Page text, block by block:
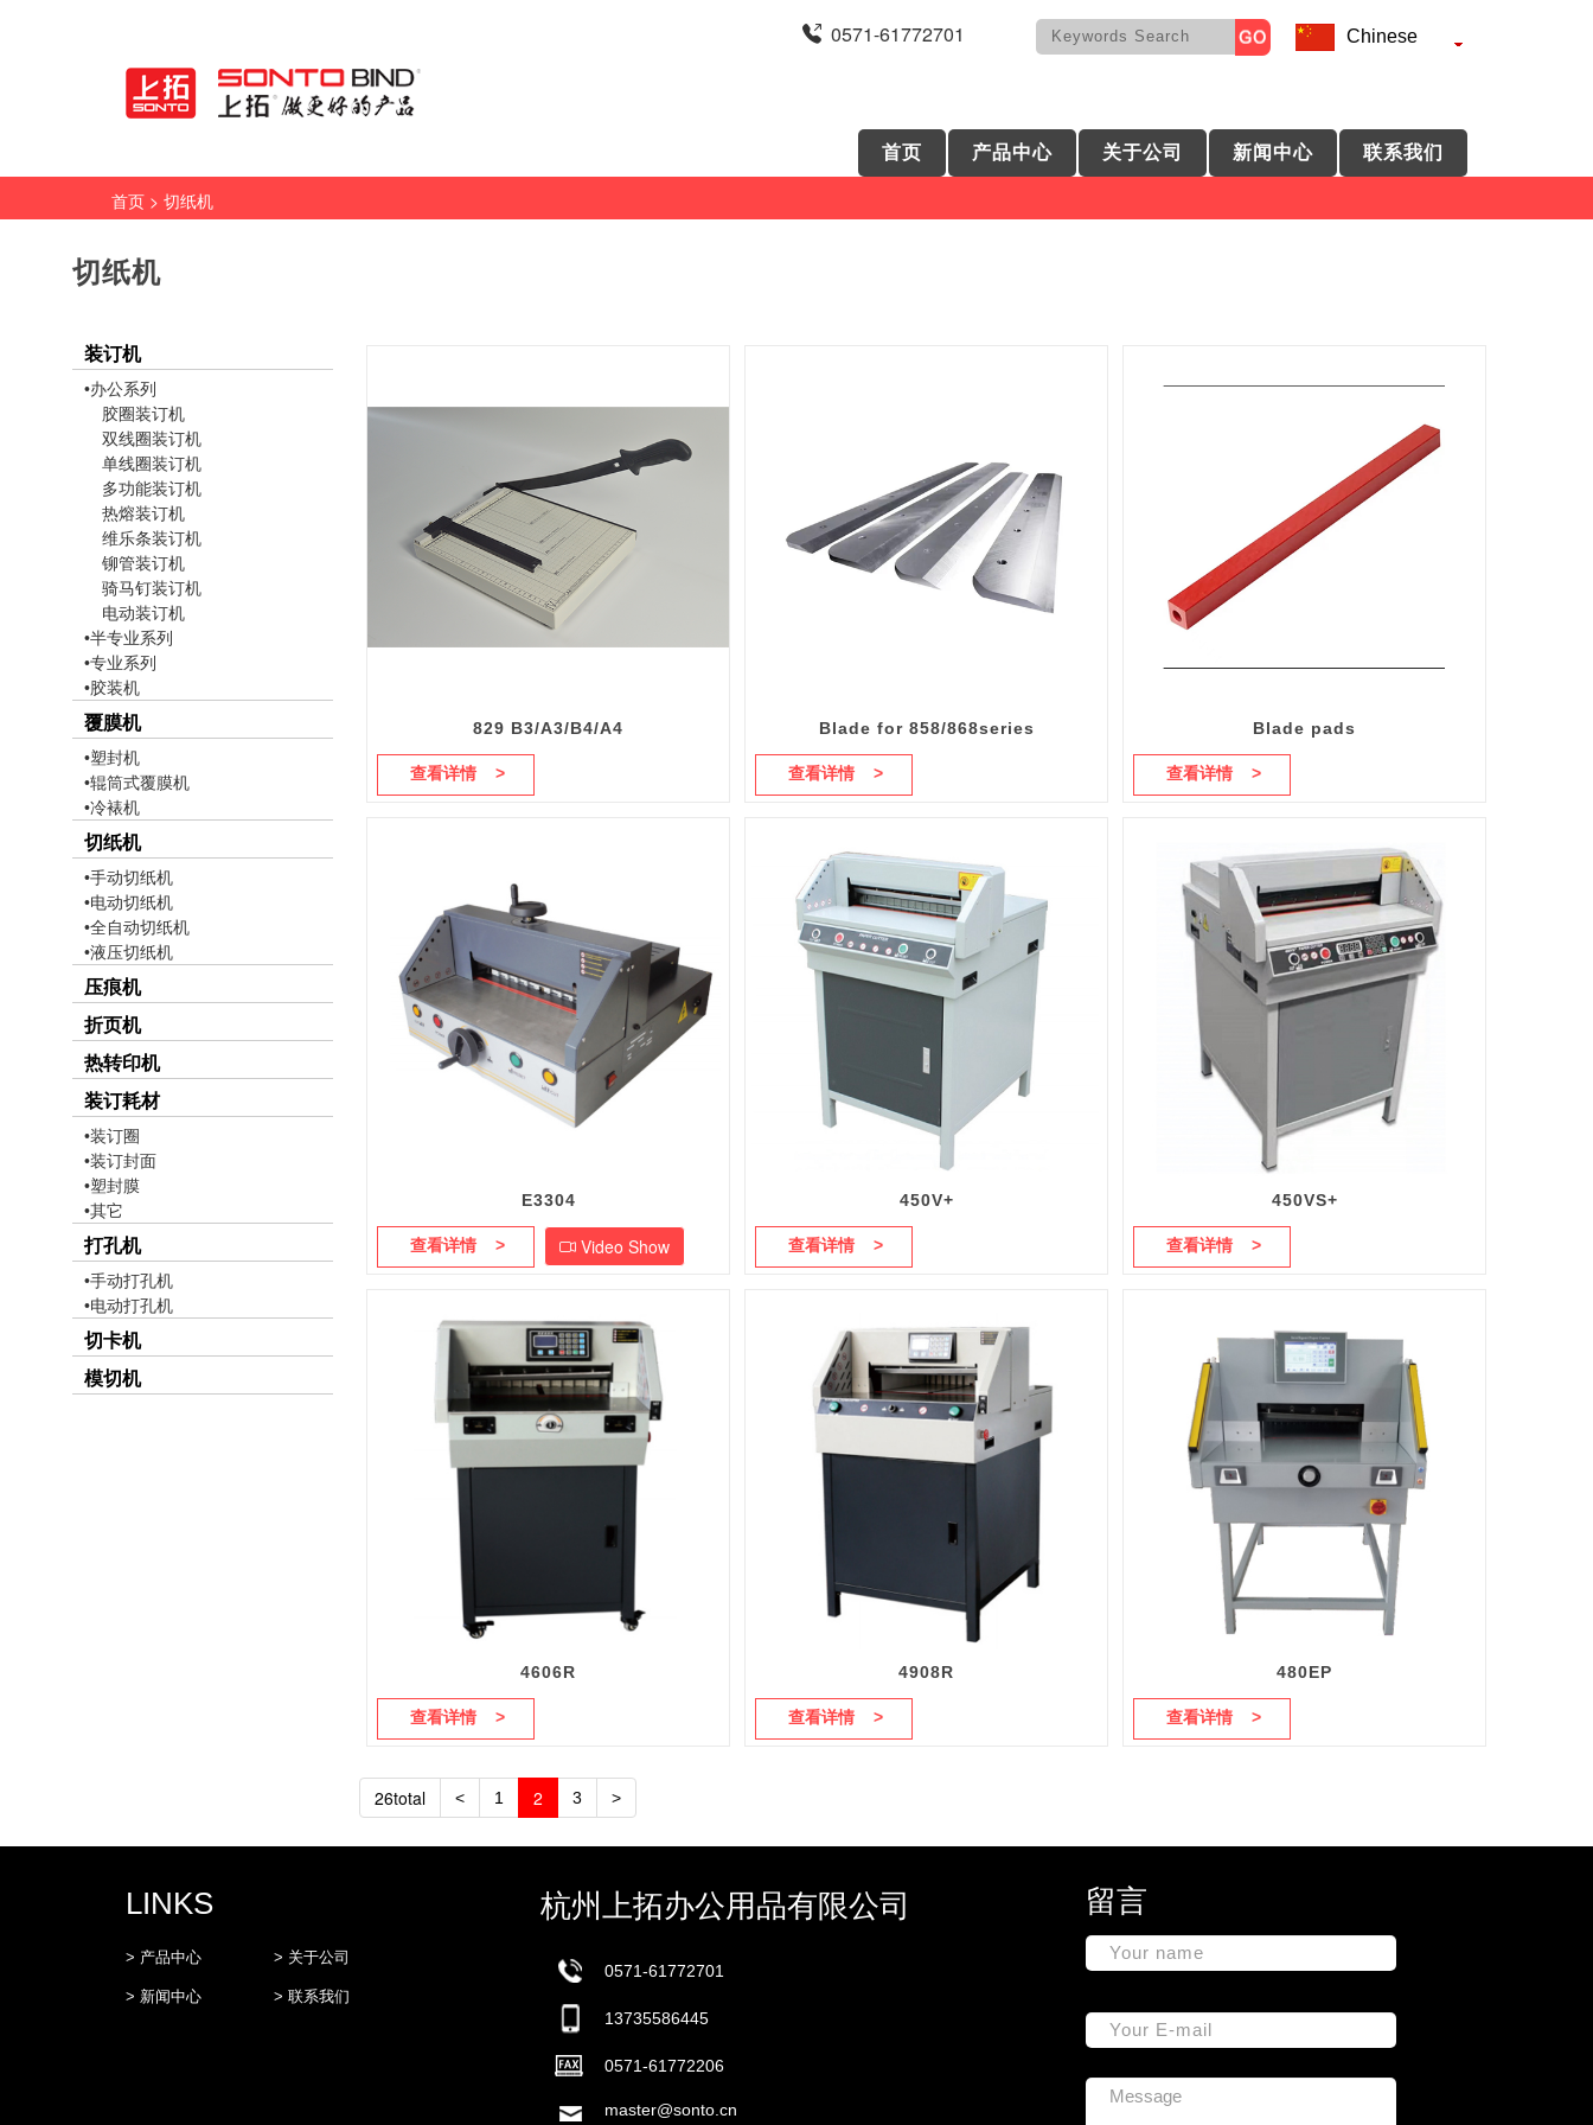
Chinese
0571-61772701
联系我们
新闻中心
关于公司
产品中心
首页
首页 > 切纸机
切纸机
装订机
•办公系列
胶圈装订机
双线圈装订机
单线圈装订机
多功能装订机
热熔装订机
维乐条装订机
铆管装订机
骑马钉装订机
电动装订机
•半专业系列
•专业系列
•胶装机
覆膜机
•塑封机
•辊筒式覆膜机
•冷裱机
切纸机
•手动切纸机
•电动切纸机
•全自动切纸机
•液压切纸机
压痕机
折页机
热转印机
装订耗材
•装订圈
•装订封面
•塑封膜
•其它
打孔机
•手动打孔机
•电动打孔机
切卡机
模切机
829 B3/A3/B4/A4
查看详情 >
Blade for 858/868series
查看详情 >
Blade pads
查看详情 >
E3304
查看详情 > Video Show
450V+
查看详情 >
450VS+
查看详情 >
4606R
查看详情 >
4908R
查看详情 >
480EP
查看详情 >
26total < 1 2 3 >
LINKS
> 产品中心 > 关于公司
> 新闻中心 > 联系我们
杭州上拓办公用品有限公司
0571-61772701
13735586445
0571-61772206
master@sonto.cn
留言